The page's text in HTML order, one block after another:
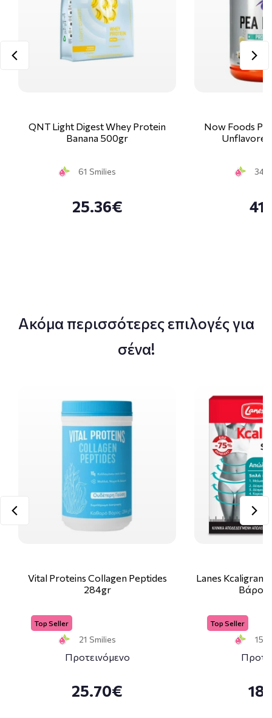
QNT Light Digest Whey Protein
Banana 500gr
61 Smilies
25.36€
Now Foods
34
Ακόμα περισσότερες επιλογές για
σένα!
Vital Proteins Collagen Peptides
284gr
Top Seller
21 Smilies
Προτεινόμενο
25.70€
Lanes Kcaligram
Top Seller
15